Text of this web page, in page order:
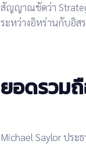
สัญญาณชัดว่า
ระหว่างอิหร่านกับอิส
ยอดรวม
Michael Saylor ประ